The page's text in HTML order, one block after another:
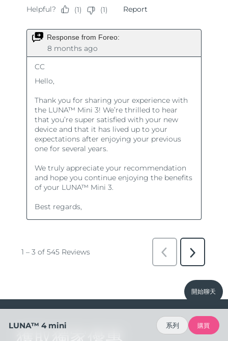
開始聊天
LUNA™ 4 mini 系列 購買